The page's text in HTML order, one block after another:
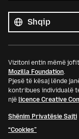
gjuhët
Gjuhë
Vizitoni entin mëmë
Mozilla Foundation.
Pjesë të kësaj lënde
kontribues individualë
një licence Creative
Shënim Privatësie Sajti
“Cookies”